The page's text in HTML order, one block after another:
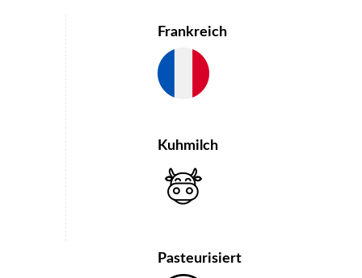
Frankreich
Kuhmilch
Pasteurisiert